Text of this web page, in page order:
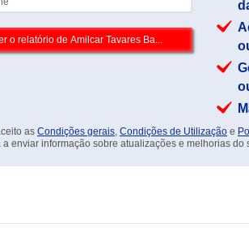
as Condições gerais, Condições de Utilização e
a enviar informação sobre atualizações e melhorias do